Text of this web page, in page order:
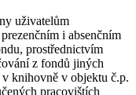
uživatelům
i absenčním
prostřednictvím
z fondů jiných
knihovně v objektu č.p.
pracovištích